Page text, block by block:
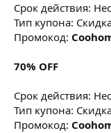
Срок действия:
Тип купона:
Промокод:
70% OFF
Срок действия:
Тип купона:
Промокод: